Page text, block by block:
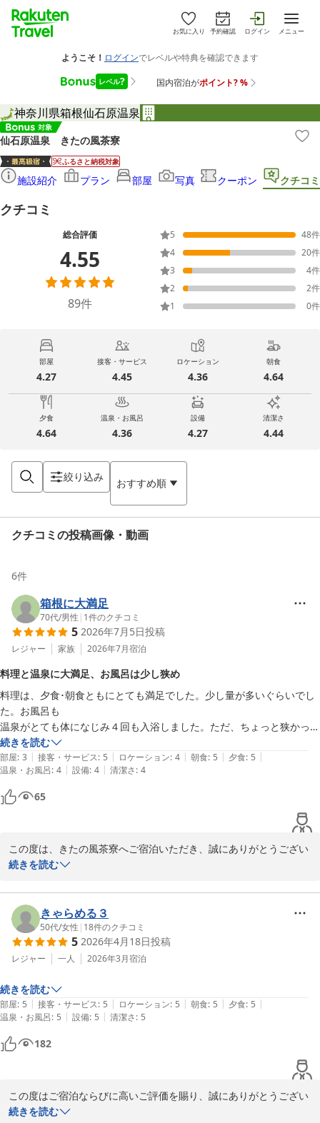
お気に入り 予約確認 ログイン メニュー
神奈川県箱根仙石原温泉
仙石原温泉 きたの風茶寮
ふるさと納税対象
施設紹介 プラン 部屋 写真 クーポン クチコミ
クチコミ
総合評価
4.55
89件
5 48件
4
20件
3
4件
2
2件
1
0件
部屋
4.27
接客・サービス
4.45
ロケーション
4.36
朝食
4.64
夕食
4.64
温泉・お風呂
4.36
設備
4.27
清潔さ
4.44
絞り込み おすすめ順
クチコミの投稿画像・動画
6件
箱根に大満足
70代/男性 | 1件のクチコミ
5 2026年7月5日投稿
レジャー 家族 2026年7月宿泊
料理と温泉に大満足、お風呂は少し狭め
料理は、夕食･朝食ともにとても満足でした。少し量が多いぐらいでし
た。お風呂も
温泉がとても体になじみ４回も入浴しました。ただ、ちょっと狭かった
かな。
貸し切りの露天風呂にいかなっかったのが悔やまれます。
続きを読む
部屋: 3 | 接客・サービス: 5 | ロケーション: 4 | 朝食: 5 | 夕食: 5 |
温泉・お風呂: 4 | 設備: 4 | 清潔さ: 4
65
この度は、きたの風茶寮へご宿泊いただき、誠にありがとうござい
ました。
ご夕食・ご朝食ともにご満足いただけたとのお言葉を頂戴し、大変
嬉しく拝読いたしました。料理長をはじめ、調理スタッフにとって
も大きな励みとなります。
また、温泉がお身体になじみ、4回もご入浴いただけたとのこと、
も大変嬉しく存じます。一方で、お風呂の広さにつきましては、ご
期待に添えない点もあったかと存じます。貴重なご意見をお寄せい
ただき、ありがとうございます。
今回は貸切露天風呂をご利用いただけなかったとのことですが、次
回お越しの際にはぜひお試しいただき、箱根の自然を感じながら、
またお目にかかれます日を、スタッフ一同心よりお待ち申し上げて
続きを読む
きゃらめる３
50代/女性 | 18件のクチコミ
5 2026年4月18日投稿
レジャー 一人 2026年3月宿泊
続きを読む
部屋: 5 | 接客・サービス: 5 | ロケーション: 5 | 朝食: 5 | 夕食: 5 |
温泉・お風呂: 5 | 設備: 5 | 清潔さ: 5
182
この度はご宿泊ならびに高いご評価を賜り、誠にありがとうござい
ます。
続きを読む